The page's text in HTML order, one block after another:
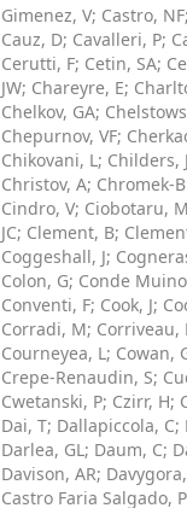
Gimenez, V; Castro, NF;
Cauz, D; Cavalleri, P;
Cerutti, F; Cetin, SA;
JW; Chareyre, E;
Chelkov, GA;
Chepurnov, VF;
Chikovani, L; Childers,
Christov, A; Chromek-
Cindro, V; Ciobotaru,
JC; Clement, B;
Coggeshall, J;
Colon, G; Conde
Conventi, F; Cook, J;
Corradi, M; Corriveau,
Courneyea, L; Cowan,
Crepe-Renaudin, S;
Cwetanski, P; Czirr, H;
Dai, T; Dallapiccola, C;
Darlea, GL; Daum, C;
Davison, AR;
Castro Faria Salgado,